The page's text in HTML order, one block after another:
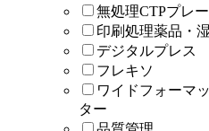
無処理CTPプレー
印刷処理薬品・
デジタルプレス
フレキソ
ワイドフォーマ
ター